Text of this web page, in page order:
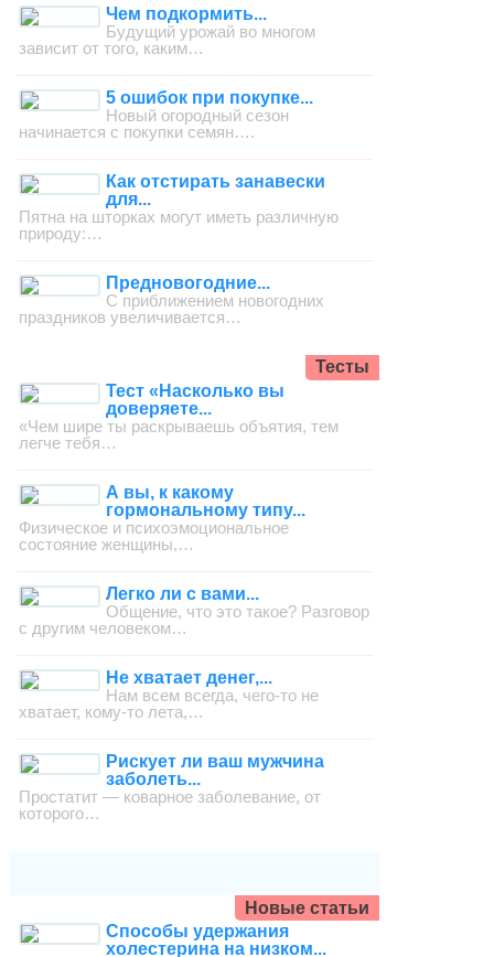
Чем подкормить...
Будущий урожай во многом
зависит от того, каким…
5 ошибок при покупке...
Новый огородный сезон
начинается с покупки семян….
Как отстирать занавески
для...
Пятна на шторках могут иметь различную
природу:…
Предновогодние...
С приближением новогодних
праздников увеличивается…
Тесты
Тест «Насколько вы
доверяете...
«Чем шире ты раскрываешь объятия, тем
легче тебя…
А вы, к какому
гормональному типу...
Физическое и психоэмоциональное
состояние женщины,…
Легко ли с вами...
Общение, что это такое? Разговор
с другим человеком…
Не хватает денег,...
Нам всем всегда, чего-то не
хватает, кому-то лета,…
Рискует ли ваш мужчина
заболеть...
Простатит — коварное заболевание, от
которого…
Новые статьи
Способы удержания
холестерина на низком...